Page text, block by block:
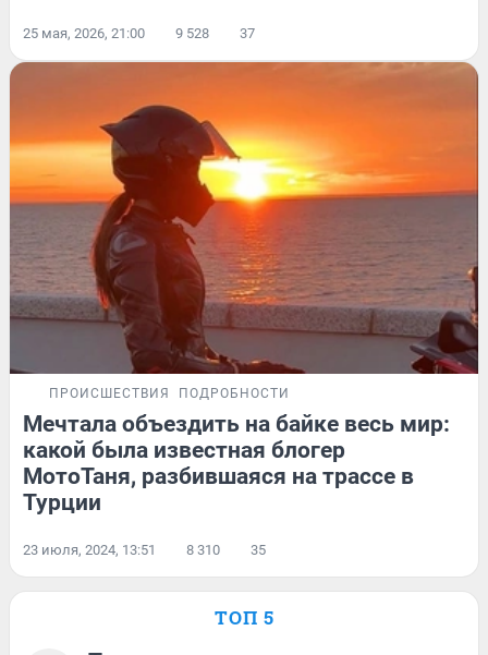
25 мая, 2026, 21:00 9 528 37
ПРОИСШЕСТВИЯ ПОДРОБНОСТИ
Мечтала объездить на байке весь мир:
какой была известная блогер
МотоТаня, разбившаяся на трассе в
Турции
23 июля, 2024, 13:51 8 310 35
ТОП 5